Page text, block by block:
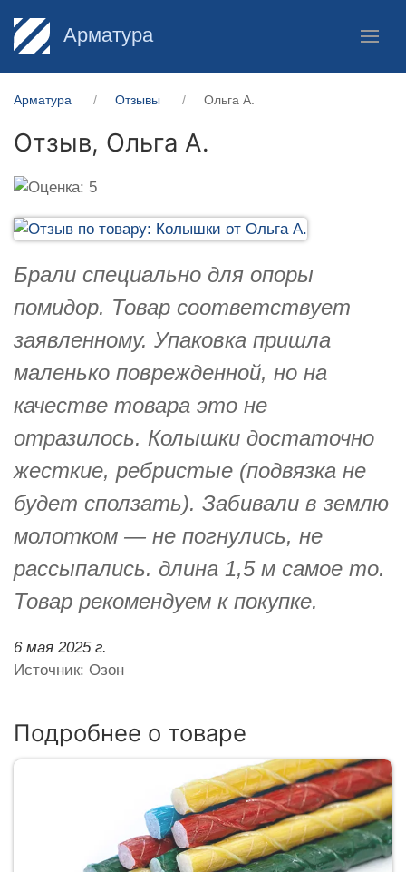
Арматура
Арматура Отзывы Ольга А.
Отзыв, Ольга А.
Брали специально для опоры
помидор. Товар соответствует
заявленному. Упаковка пришла
маленько поврежденной, но на
качестве товара это не
отразилось. Колышки достаточно
жесткие, ребристые (подвязка не
будет сползать). Забивали в землю
молотком — не погнулись, не
рассыпались. длина 1,5 м самое то.
Товар рекомендуем к покупке.
6 мая 2025 г.
Источник: Озон
Подробнее о товаре